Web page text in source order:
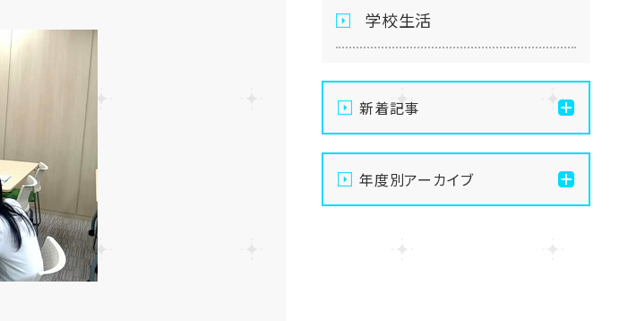
学校生活
新着記事
【なんば】体験授業で高級
感のあるマンゴータルト作
りました！🥭✨
年度別アーカイブ